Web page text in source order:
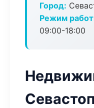
Город:
Режим
09:00-18:00